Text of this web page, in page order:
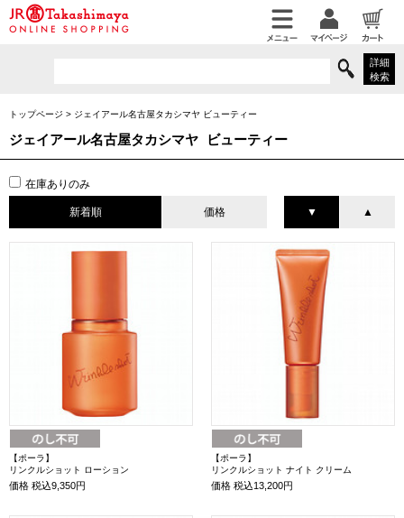
詳細
検索
トップページ > ジェイアール名古屋タカシマヤ ビューティー
ジェイアール名古屋タカシマヤ ビューティー
在庫ありのみ
新着順 価格 ▼ ▲
【ポーラ】
リンクルショット ローション
価格 税込9,350円
【ポーラ】
リンクルショット ナイト クリーム
価格 税込13,200円